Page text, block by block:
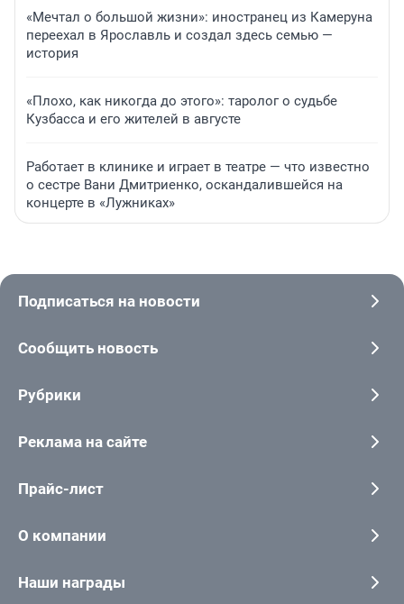
«Мечтал о большой жизни»: иностранец из Камеруна
переехал в Ярославль и создал здесь семью —
история
«Плохо, как никогда до этого»: таролог о судьбе
Кузбасса и его жителей в августе
Работает в клинике и играет в театре — что известно
о сестре Вани Дмитриенко, оскандалившейся на
концерте в «Лужниках»
Подписаться на новости
Сообщить новость
Рубрики
Реклама на сайте
Прайс-лист
О компании
Наши награды